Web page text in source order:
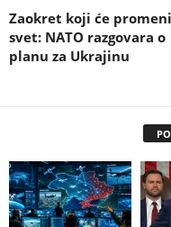
Zaokret koji će
svet: NATO razgovara o
planu za Ukrajinu